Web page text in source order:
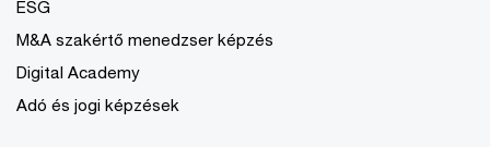
ESG
M&A szakértő menedzser képzés
Digital Academy
Adó és jogi képzések